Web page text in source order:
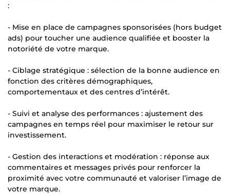
:
- Mise en place de campagnes sponsorisées (hors budget
ads) pour toucher une audience qualifiée et booster la
notoriété de votre marque.
- Ciblage stratégique : sélection de la bonne audience en
fonction des critères démographiques,
comportementaux et des centres d’intérêt.
- Suivi et analyse des performances : ajustement des
campagnes en temps réel pour maximiser le retour sur
investissement.
- Gestion des interactions et modération : réponse aux
commentaires et messages privés pour renforcer la
proximité avec votre communauté et valoriser l’image de
votre marque.